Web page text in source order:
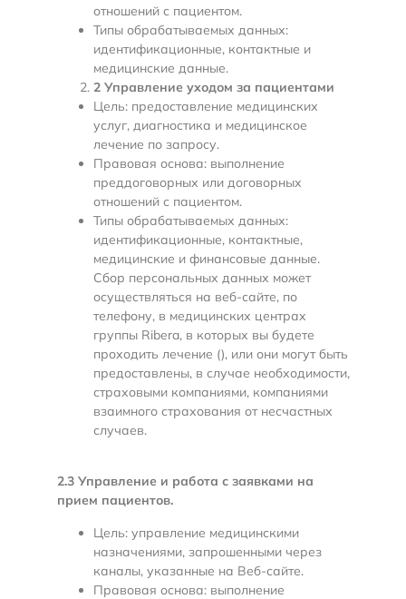
отношений с пациентом.
Типы обрабатываемых данных:
идентификационные, контактные и
медицинские данные.
2 Управление уходом за пациентами
Цель: предоставление медицинских
услуг, диагностика и медицинское
лечение по запросу.
Правовая основа: выполнение
преддоговорных или договорных
отношений с пациентом.
Типы обрабатываемых данных:
идентификационные, контактные,
медицинские и финансовые данные.
Сбор персональных данных может
осуществляться на веб-сайте, по
телефону, в медицинских центрах
группы Ribera, в которых вы будете
проходить лечение (), или они могут быть
предоставлены, в случае необходимости,
страховыми компаниями, компаниями
взаимного страхования от несчастных
случаев.
2.3 Управление и работа с заявками на
прием пациентов.
Цель: управление медицинскими
назначениями, запрошенными через
каналы, указанные на Веб-сайте.
Правовая основа: выполнение